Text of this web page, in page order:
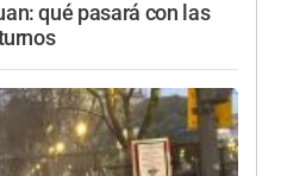
qué pasará con las